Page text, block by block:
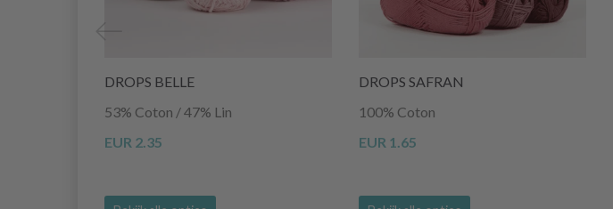
DROPS BELLE
53% Coton / 47% Lin
EUR 2.35
DROPS SAFRAN
100% Coton
EUR 1.65